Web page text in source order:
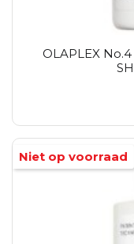
OLAPLEX
Niet op voorraad